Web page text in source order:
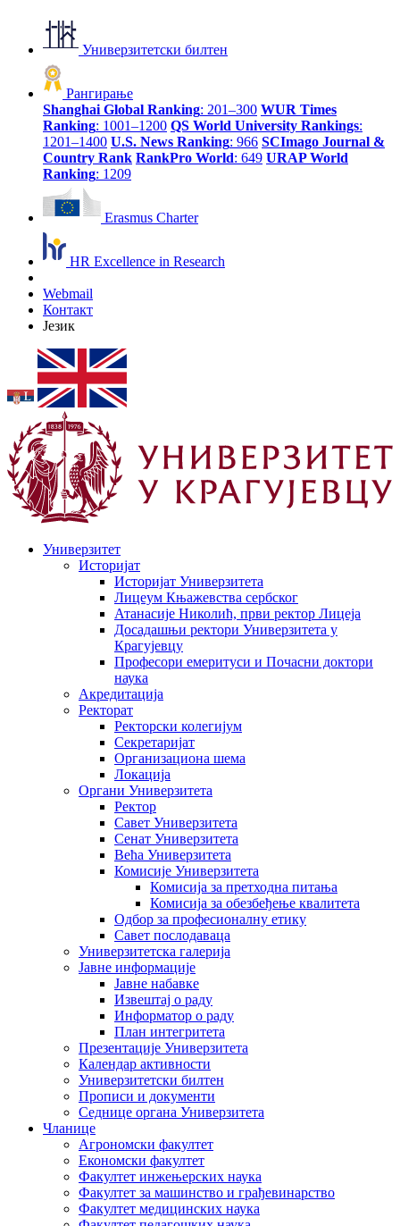
Универзитетски билтен
Рангирање
Shanghai Global Ranking: 201–300 WUR Times
Ranking: 1001–1200 QS World University Rankings:
1201–1400 U.S. News Ranking: 966 SCImago Journal &
Country Rank RankPro World: 649 URAP World
Ranking: 1209
Erasmus Charter
HR Excellence in Research
Webmail
Контакт
Језик
Универзитет
Историјат
Историјат Универзитета
Лицеум Књажевства сербског
Атанасије Николић, први ректор Лицеја
Досадашњи ректори Универзитета у
Крагујевцу
Професори емеритуси и Почасни доктори
наука
Акредитација
Ректорат
Ректорски колегијум
Секретаријат
Организациона шема
Локација
Органи Универзитета
Ректор
Савет Универзитета
Сенат Универзитета
Већа Универзитета
Комисије Универзитета
Комисија за претходна питања
Комисија за обезбеђење квалитета
Одбор за професионалну етику
Савет послодаваца
Универзитетска галерија
Јавне информације
Јавне набавке
Извештај о раду
Информатор о раду
План интегритета
Презентације Универзитета
Календар активности
Универзитетски билтен
Прописи и документи
Седнице органа Универзитета
Чланице
Агрономски факултет
Економски факултет
Факултет инжењерских наука
Факултет за машинство и грађевинарство
Факултет медицинских наука